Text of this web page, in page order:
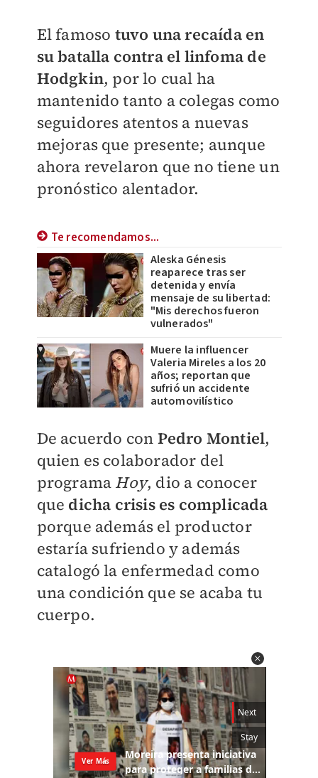
El famoso tuvo una recaída en
su batalla contra el linfoma de
Hodgkin, por lo cual ha
mantenido tanto a colegas como
seguidores atentos a nuevas
mejoras que presente; aunque
ahora revelaron que no tiene un
pronóstico alentador.
Te recomendamos...
Aleska Génesis
reaparece tras ser
detenida y envía
mensaje de su libertad:
"Mis derechos fueron
vulnerados"
Muere la influencer
Valeria Mireles a los 20
años; reportan que
sufrió un accidente
automovilístico
De acuerdo con Pedro Montiel,
quien es colaborador del
programa Hoy, dio a conocer
que dicha crisis es complicada
porque además el productor
estaría sufriendo y además
catalogó la enfermedad como
una condición que se acaba tu
cuerpo.